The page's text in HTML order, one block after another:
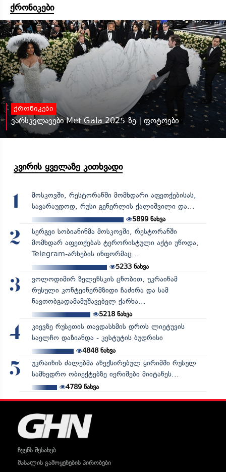
ქრონიკები
ქრონიკები
ვარსკვლავები Met Gala 2025-ზე | ფოტოები
კვირის ყველაზე კითხვადი
1
მოსკოვში, რესტორანში მომხდარი აფეთქებისას,
სავარაუდოდ, რუსი გენერლის ქალიშვილი და...
5899 ნახვა
2
სერგეი სობიანინმა მოსკოვში, რესტორანში
მომხდარ აფეთქებას ტერორისტული აქტი უწოდა,
Telegram-არხების ინფორმაც...
5233ნახვა
3
ვოლოდიმირ ზელენსკის ცნობით, უკრაინამ
რუსული კონტეინერმზიდი ჩაძირა და სამ
ნავთობგადამამუშავებელ ქარხა...
5218ნახვა
4
კიევზე რუსეთის თავდასხმის დროს ლიეტუვის
საელჩო დაზიანდა - კესტუტის ბუდრისი
4848ნახვა
5
უკრაინის ძალებმა ანექსირებულ ყირიმში რუსულ
სამხედრო ობიექტებზე იერიშები მიიტანეს...
4789ნახვა
ჩვენს შესახებ
მასალის გამოყენების პირობები